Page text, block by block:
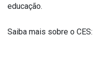
educação.
Saiba mais sobre o CES: